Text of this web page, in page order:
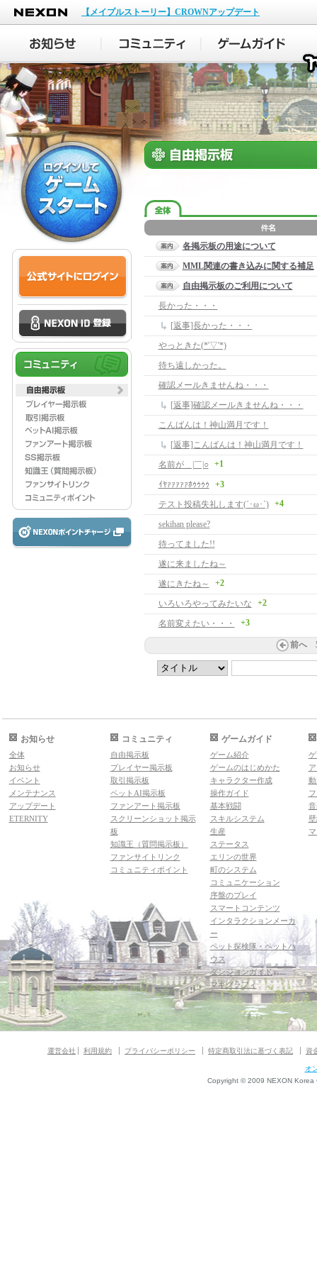
NEXON
【メイプルストーリー】CROWNアップデート
各掲示板の用途について
MML関連の書き込みに関する補足
自由掲示板のご利用について
長かった・・・
[返事]長かった・・・
やっときた(*'▽'*)
待ち遠しかった。
確認メールきませんね・・・
[返事]確認メールきませんね・・・
こんばんは！神山満月です！
[返事]こんばんは！神山満月です！
名前が＿|￣|○
+1
ｲﾔｧｧｧｧｧﾎｩｩｩｩ
+3
テスト投稿失礼します(´･ω･`)
+4
sekihan please?
待ってました!!
遂に来ましたね～
遂にきたね～
+2
いろいろやってみたいな +2
名前変えたい・・・ +3
前へ
お知らせ
全体
お知らせ
イベント
メンテナンス
アップデート
ETERNITY
コミュニティ
自由掲示板
プレイヤー掲示板
取引掲示板
ペットAI掲示板
ファンアート掲示板
スクリーンショット掲示
板
知識王（質問掲示板）
ファンサイトリンク
コミュニティポイント
ゲームガイド
ゲーム紹介
ゲームのはじめかた
キャラクター作成
操作ガイド
基本戦闘
スキルシステム
生産
ステータス
エリンの世界
町のシステム
コミュニケーション
序盤のプレイ
スマートコンテンツ
インタラクションメーカ
ー
ペット探検隊・ペットハ
ウス
ダンジョンガイド
マギグラフィ
運営会社 利用規約 プライバシーポリシー 特定商取引法に基づく表記 資
オ
Copyright © 2009 NEXON Korea